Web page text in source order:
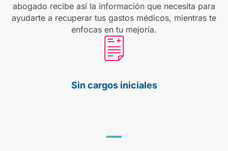
abogado recibe así la información que necesita para
ayudarte a recuperar tus gastos médicos, mientras te
enfocas en tu mejoría.
Sin cargos iniciales